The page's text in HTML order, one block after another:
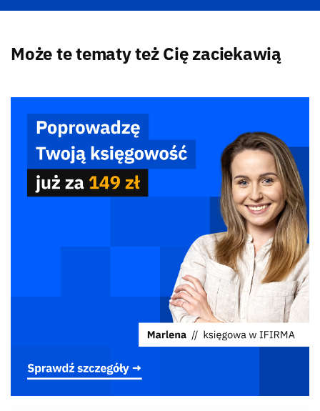
Może te tematy też Cię zaciekawią